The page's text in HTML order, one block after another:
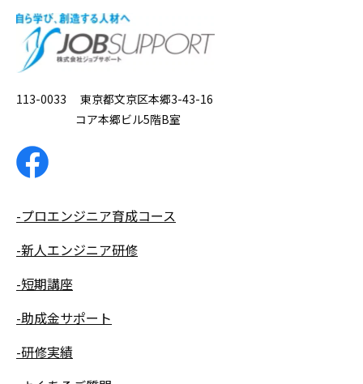
113-0033 東京都文京区本郷3-43-16
コア本郷ビル5階B室
-プロエンジニア育成コース
-新人エンジニア研修
-短期講座
-助成金サポート
-研修実績